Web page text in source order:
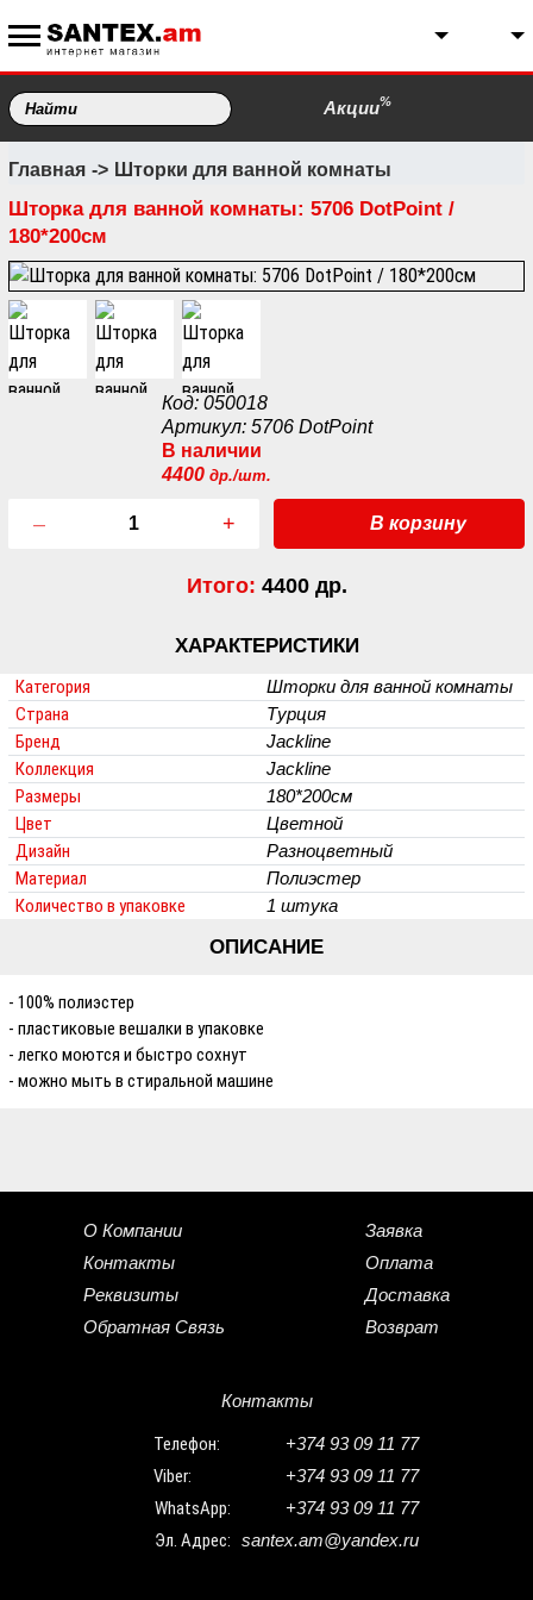
Акции%
Главная Шторки для ванной комнаты
Шторка для ванной комнаты: 5706 DotPoint /
180*200см
Код: 050018
Артикул: 5706 DotPoint
В наличии
4400 др./шт.
– + В корзину
Итого: 4400 др.
ХАРАКТЕРИСТИКИ
Категория
Шторки для ванной комнаты
Страна Турция
Бренд Jackline
Коллекция Jackline
Размеры 180*200см
Цвет Цветной
Дизайн Разноцветный
Материал Полиэстер
Количество в упаковке 1 штука
ОПИСАНИЕ
- 100% полиэстер
- пластиковые вешалки в упаковке
- легко моются и быстро сохнут
- можно мыть в стиральной машине
О Компании
Контакты
Реквизиты
Обратная Связь
Заявка
Оплата
Доставка
Возврат
Контакты
Телефон: +374 93 09 11 77
Viber: +374 93 09 11 77
WhatsApp: +374 93 09 11 77
Эл. Адрес: santex.am@yandex.ru